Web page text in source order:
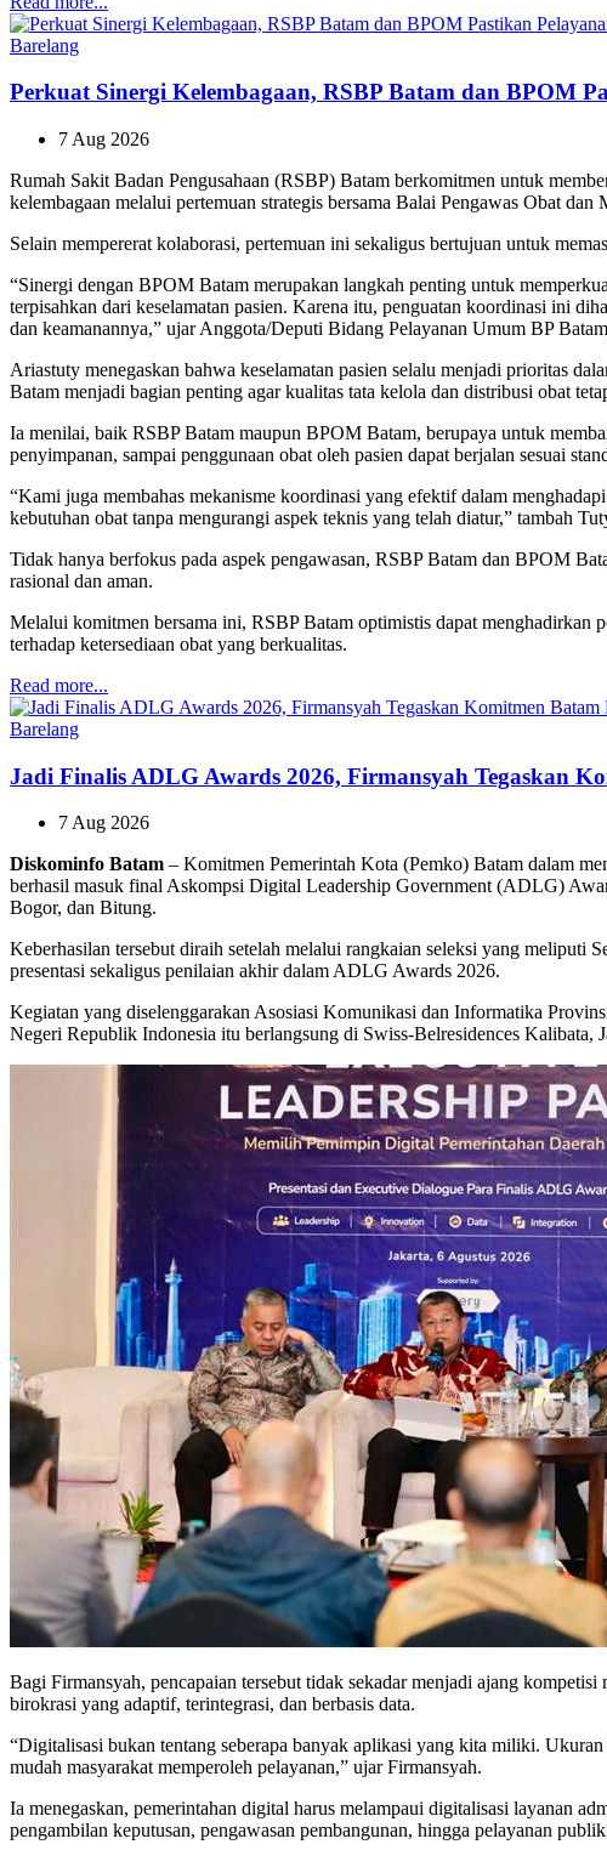
Barelang
Perkuat Sinergi Kelembagaan, RSBP Batam dan BPOM
7 Aug 2026
Rumah Sakit Badan Pengusahaan (RSBP) Batam berkomitmen untuk
kelembagaan melalui pertemuan strategis bersama Balai Pengawas Obat
Selain mempererat kolaborasi, pertemuan ini sekaligus bertujuan untuk
“Sinergi dengan BPOM Batam merupakan langkah penting untuk
terpisahkan dari keselamatan pasien. Karena itu, penguatan koordinasi ini
dan keamanannya,” ujar Anggota/Deputi Bidang Pelayanan Umum BP
Ariastuty menegaskan bahwa keselamatan pasien selalu menjadi prioritas
Batam menjadi bagian penting agar kualitas tata kelola dan distribusi obat
Ia menilai, baik RSBP Batam maupun BPOM Batam, berupaya untuk
penyimpanan, sampai penggunaan obat oleh pasien dapat berjalan sesuai
“Kami juga membahas mekanisme koordinasi yang efektif dalam
kebutuhan obat tanpa mengurangi aspek teknis yang telah diatur,” tambah
Tidak hanya berfokus pada aspek pengawasan, RSBP Batam dan BPOM
rasional dan aman.
Melalui komitmen bersama ini, RSBP Batam optimistis dapat menghadirkan
terhadap ketersediaan obat yang berkualitas.
Read more...
Barelang
Jadi Finalis ADLG Awards 2026, Firmansyah Tegaskan
7 Aug 2026
Diskominfo Batam – Komitmen Pemerintah Kota (Pemko) Batam dalam
berhasil masuk final Askompsi Digital Leadership Government (ADLG)
Bogor, dan Bitung.
Keberhasilan tersebut diraih setelah melalui rangkaian seleksi yang meliputi
presentasi sekaligus penilaian akhir dalam ADLG Awards 2026.
Kegiatan yang diselenggarakan Asosiasi Komunikasi dan Informatika
Negeri Republik Indonesia itu berlangsung di Swiss-Belresidences Kalibata,
Bagi Firmansyah, pencapaian tersebut tidak sekadar menjadi ajang
birokrasi yang adaptif, terintegrasi, dan berbasis data.
“Digitalisasi bukan tentang seberapa banyak aplikasi yang kita miliki.
mudah masyarakat memperoleh pelayanan,” ujar Firmansyah.
Ia menegaskan, pemerintahan digital harus melampaui digitalisasi layanan
pengambilan keputusan, pengawasan pembangunan, hingga pelayanan